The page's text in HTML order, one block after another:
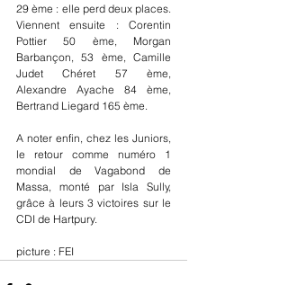
29 ème : elle perd deux places.
Viennent ensuite : Corentin
Pottier 50 ème, Morgan
Barbançon, 53 ème, Camille
Judet Chéret 57 ème,
Alexandre Ayache 84 ème,
Bertrand Liegard 165 ème.
A noter enfin, chez les Juniors,
le retour comme numéro 1
mondial de Vagabond de
Massa, monté par Isla Sully,
grâce à leurs 3 victoires sur le
CDI de Hartpury.
picture : FEI